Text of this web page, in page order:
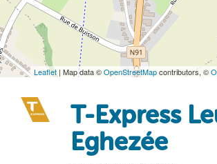
Leaflet | Map data ©OpenStreetMapcontributors, ©
T-Express
Eghezée